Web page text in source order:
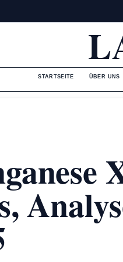
STARTSEITE ÜBER UNS